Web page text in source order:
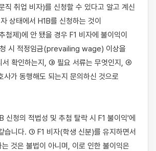
직 취업 비자)를 신청할 수 있다고 알고 계신
상태에서 H1B를 신청하는 것이
첨제)에 안 됐을 경우 F1 비자에 불이익이
시 적정임금(prevailing wage) 이상을
서 확인하는지, ③ 필요 서류는 무엇인지, ④
사가 동행해도 되는지 문의하신 것으로
신청의 적법성 및 추첨 탈락 시 F1 불이익'에
습니다. ① F1 비자(학생 신분)를 유지하면서
것은 불법이 아니며, 이로 인한 불이익은